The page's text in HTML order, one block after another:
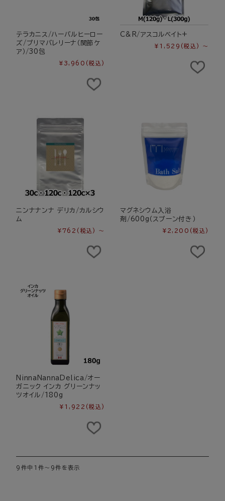
テラカニス/ハーバルヒーロー
ズ/プリマバレリーナ（関節ケ
ア）/30包
¥3,960 (税込)
C&R/アスコルベイト+
¥1,529 (税込) ～
ニンナナンナ デリカ/カルシウ
ム
¥762 (税込) ～
マグネシウム入浴
剤/600g（スプーン付き）
¥2,200 (税込)
NinnaNannaDelica/オー
ガニック インカ グリーンナッ
ツオイル/180g
¥1,922 (税込)
9件中1件～9件を表示